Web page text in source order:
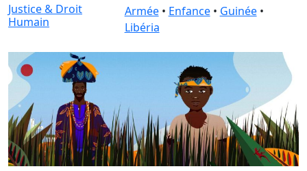
Justice & Droit
Humain
Armée• Enfance• Guinée•
Libéria